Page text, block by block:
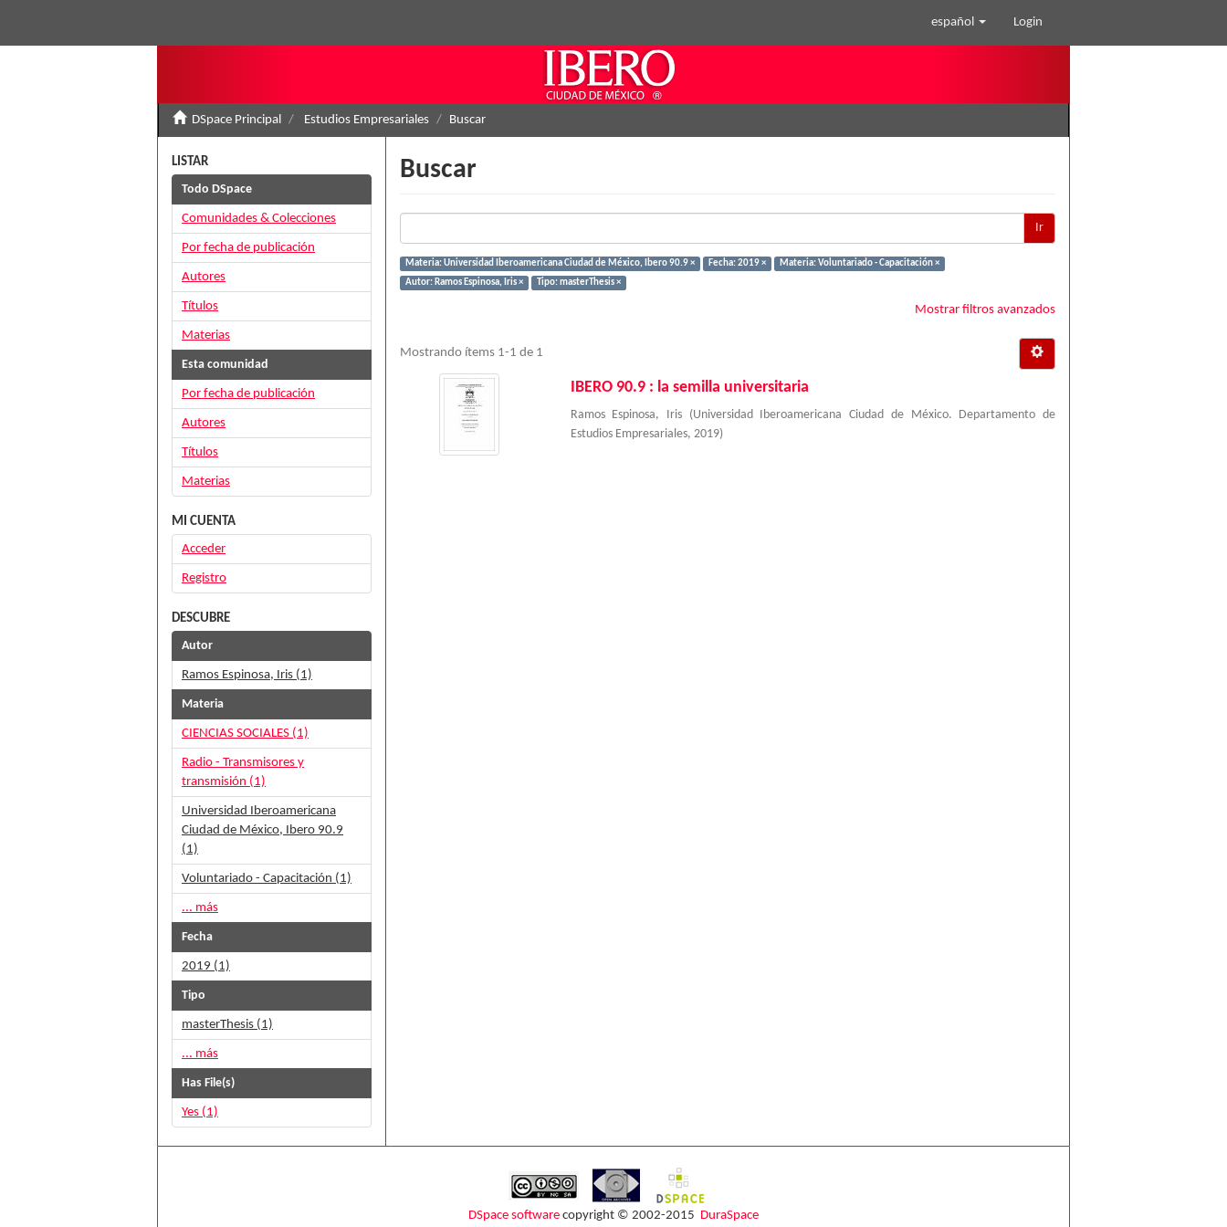
español Login
DSpace Principal Estudios Empresariales Buscar
Buscar
Ir
Materia: Universidad Iberoamericana Ciudad de México, Ibero 90.9 × Fecha: 2019 ×
Materia: Voluntariado - Capacitación ×
Autor: Ramos Espinosa, Iris ×
Tipo: masterThesis ×
Mostrar filtros avanzados
Mostrando ítems 1-1 de 1
IBERO 90.9 : la semilla universitaria
Ramos Espinosa, Iris (Universidad Iberoamericana Ciudad de México. Departamento de
Estudios Empresariales, 2019)
LISTAR
Todo DSpace
Comunidades & Colecciones
Por fecha de publicación
Autores
Títulos
Materias
Esta comunidad
Por fecha de publicación
Autores
Títulos
Materias
MI CUENTA
Acceder
Registro
DESCUBRE
Autor
Ramos Espinosa, Iris (1)
Materia
CIENCIAS SOCIALES (1)
Radio - Transmisores y
transmisión (1)
Universidad Iberoamericana
Ciudad de México, Ibero 90.9
(1)
Voluntariado - Capacitación (1)
... más
Fecha
2019 (1)
Tipo
masterThesis (1)
... más
Has File(s)
Yes (1)
DSpace software copyright © 2002-2015 DuraSpace